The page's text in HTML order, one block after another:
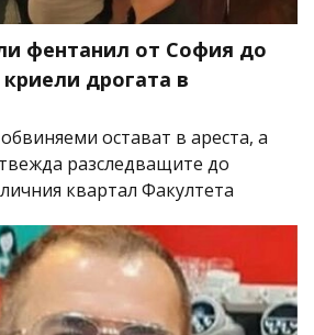
фентанил от София до
дрогата в
остават в ареста, а
разследващите до
квартал Факултета